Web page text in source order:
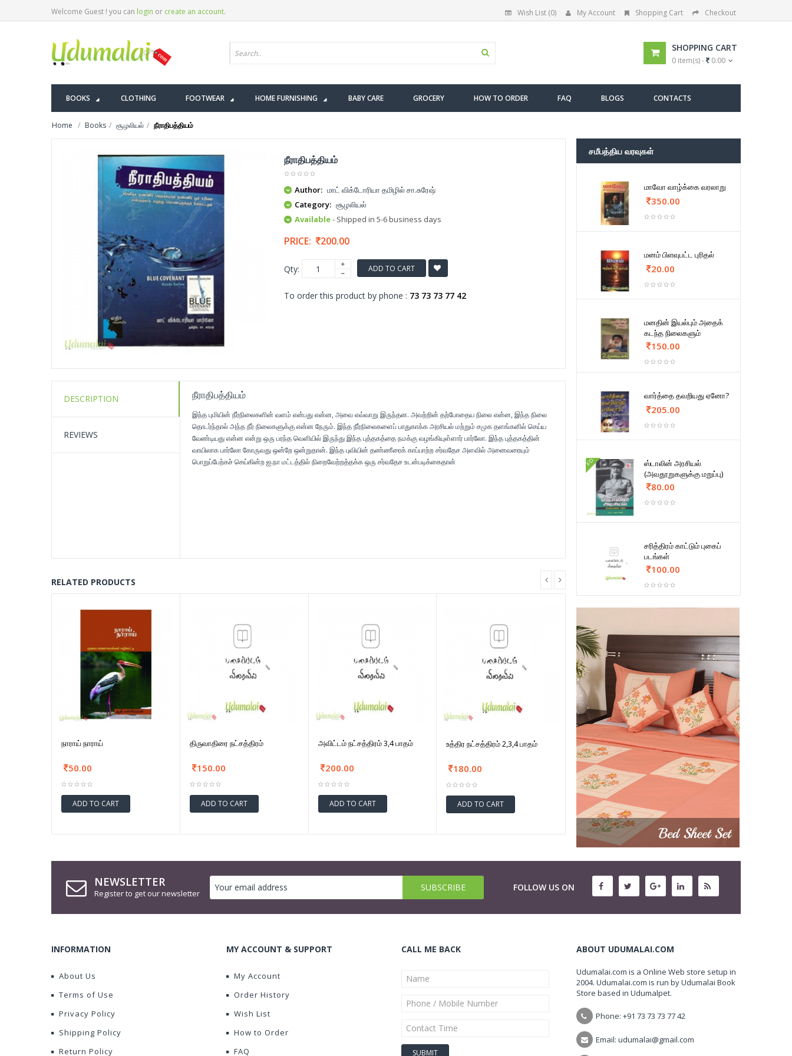
Welcome Guest ! you can login or create an account. Wish List (0) My Account Shopping Cart Checkout
SHOPPING CART
0 item(s) - 0.00
BOOKS CLOTHING FOOTWEAR HOME FURNISHING BABY CARE GROCERY HOW TO ORDER FAQ BLOGS CONTACTS
Home Books சூழலியல் நீராதிபத்தியம்
நீராதிபத்தியம்
Author: மாட் விக்டோரியா தமிழில் சா.சுரேஷ்
Category: சூழலியல்
Available- Shipped in 5-6 business days
PRICE: 200.00
Qty: ADD TO CART
To order this product by phone : 73 73 73 77 42
DESCRIPTION
REVIEWS
நீராதிபத்தியம்
இந்த புமியின் நீர்நிலைகளின் வளம் என்பது என்ன, அவை எவ்வாறு இருந்தன. அவற்றின் தற்போதைய நிலை என்ன, இந்த நிலை
தொடர்ந்தால் அந்த நீர் நிலைகளுக்கு என்ன நேரும். இந்த நீர்நிலைகளைப் பாதுகாக்க அரசியல் மற்றும் சமுக தளங்களில் செய்ய
வேண்டியது என்ன என்று ஒரு பரந்த வெளியில் இருந்து இந்த புத்தகத்தை நமக்கு வழங்கியுள்ளார் பார்லோ. இந்த புத்தகத்தின்
வாயிலாக பார்லோ கோருவது ஒன்றே ஒன்றுதான். இந்த புவியின் தண்ணீரைக் காப்பாற்ற சர்வதேச அளவில் அனைவரையும்
பொறுப்பேற்கச் செய்கின்ற ஐ.நா மட்டத்தில் நிறைவேற்றத்தக்க ஒரு சர்வதேச உடன்படிக்கைதான்
RELATED PRODUCTS
நாராய் நாராய்
50.00
ADD TO CART
திருவாதிரை நட்சத்திரம்
150.00
ADD TO CART
அவிட்டம் நட்சத்திரம் 3,4 பாதம்
200.00
ADD TO CART
உத்திர நட்சத்திரம் 2,3,4 பாதம்
180.00
ADD TO CART
சமீபத்திய வரவுகள்
மாவோ வாழ்க்கை வரலாறு
350.00
மனம் பிளவுபட்ட புரிதல்
20.00
மனதின் இயல்பும் அதைக்
கடந்த நிலைகளும்
150.00
வார்த்தை தவறியது ஏனோ?
205.00
FD
ஸ்டாலின் அரசியல்
(அவதூறுகளுக்கு மறுப்பு)
80.00
சரித்திரம் காட்டும் புகைப்
படங்கள்
100.00
NEWSLETTER
Register to get our newsletter
FOLLOW US ON
INFORMATION
About Us
Terms of Use
Privacy Policy
Shipping Policy
Return Policy
MY ACCOUNT & SUPPORT
My Account
Order History
Wish List
How to Order
FAQ
CALL ME BACK ABOUT UDUMALAI.COM
Udumalai.com is a Online Web store setup in
2004. Udumalai.com is run by Udumalai Book
Store based in Udumalpet.
Phone: +91 73 73 73 77 42
Email: udumalai@gmail.com